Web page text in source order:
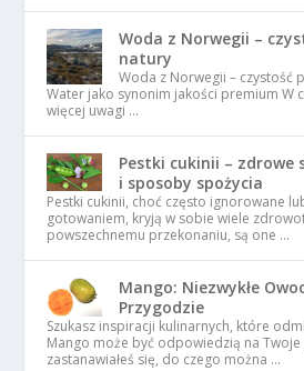
Woda z Norwegii –
natury
Woda z Norwegii – czystość
Water jako synonim jakości premium W
więcej uwagi …
Pestki cukinii – zdrowe
i sposoby spożycia
Pestki cukinii, choć często ignorowane
gotowaniem, kryją w sobie wiele
powszechnemu przekonaniu, są one …
Mango: Niezwykłe
Przygodzie
Szukasz inspiracji kulinarnych, które
Mango może być odpowiedzią na Twoje
zastanawiałeś się, do czego można …